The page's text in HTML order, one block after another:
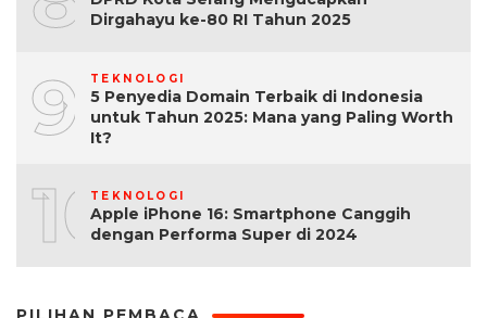
Dirgahayu ke-80 RI Tahun 2025
9 TEKNOLOGI
5 Penyedia Domain Terbaik di Indonesia
untuk Tahun 2025: Mana yang Paling Worth
It?
10TEKNOLOGI
Apple iPhone 16: Smartphone Canggih
dengan Performa Super di 2024